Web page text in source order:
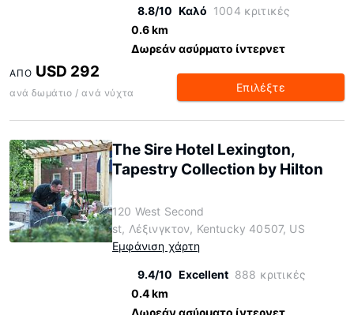
8.8/10 Καλό 1004 κριτικές
0.6 km
Δωρεάν ασύρματο ίντερνετ
ΑΠΌ USD 292
ανά δωμάτιο / ανά νύχτα Επιλέξτε
The Sire Hotel Lexington,
Tapestry Collection by Hilton
120 West Second
st, Λέξινγκτον, Kentucky 40507, US
Εμφάνιση χάρτη
9.4/10 Excellent 888 κριτικές
0.4 km
Δωρεάν ασύρματο ίντερνετ